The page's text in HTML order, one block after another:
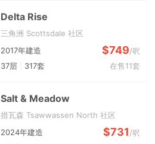
Delta Rise
三角洲 Scottsdale 社区
2017年建造
$749/呎
37层
317套 在售11套
Salt & Meadow
措瓦森 Tsawwassen North 社区
2024年建造
$731/呎